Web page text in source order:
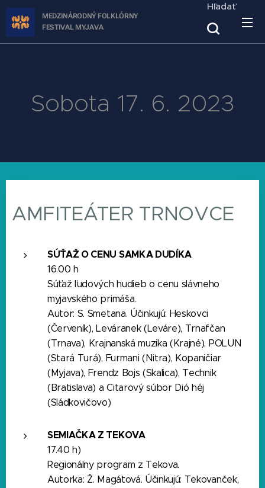
MEDZINÁRODNÝ FOLKLÓRNY
FESTIVAL MYJAVA
Hľadať
Sobota 17. 6. 2023
AMFITEÁTER TRNOVCE
SÚŤAŽ O CENU SAMKA DUDÍKA
16.00 h
Súťaž ľudových hudieb o cenu slávneho
myjavského primáša.
Autor: S. Smetana. Účinkujú: Heskovci
(Červeník), Leváranek (Leváre), Trnafčan
(Trnava), Krajnanská muzika (Krajné), POLUN
(Stará Turá), Furmani (Nitra), Kopaničiar
(Myjava), Frendz Bojs (Skalica), Technik
(Bratislava) a Citarový súbor Dió héj
(Sládkovičovo)
SEMIAČKA Z TEKOVA
17.40 h)
Regionálny program z Tekova.
Autorka: Ž. Magátová. Účinkujú: Tekovanček,